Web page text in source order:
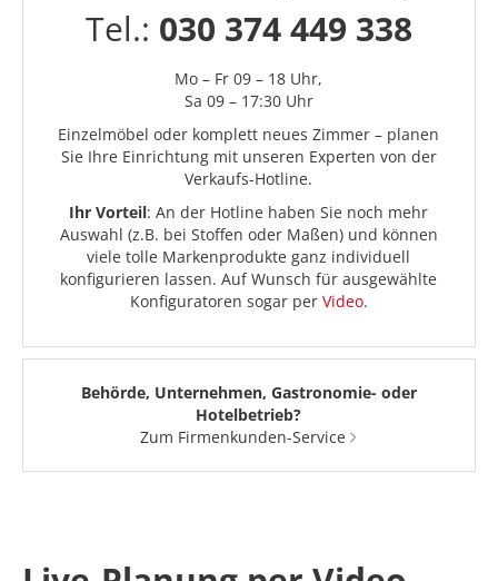
Tel.: 030 374 449 338
Mo – Fr 09 – 18 Uhr,
Sa 09 – 17:30 Uhr
Einzelmöbel oder komplett neues Zimmer – planen
Sie Ihre Einrichtung mit unseren Experten von der
Verkaufs-Hotline.
Ihr Vorteil: An der Hotline haben Sie noch mehr
Auswahl (z.B. bei Stoffen oder Maßen) und können
viele tolle Markenprodukte ganz individuell
konfigurieren lassen. Auf Wunsch für ausgewählte
Konfiguratoren sogar per Video.
Behörde, Unternehmen, Gastronomie- oder
Hotelbetrieb?
Zum Firmenkunden-Service